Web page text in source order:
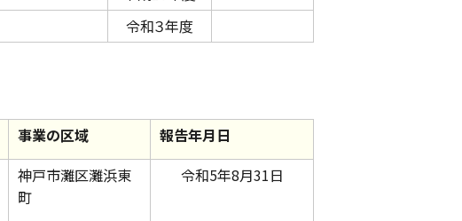
令和３年度
事業の区域
報告年月日
神戸市灘区灘浜東
町
令和5年8月31日